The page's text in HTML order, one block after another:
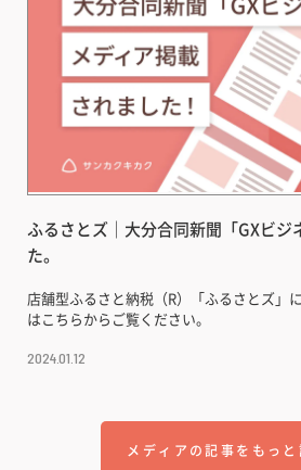
ふるさとズ｜大分合同新聞「GXビジ
た。
店舗型ふるさと納税（R）「ふるさとズ」
はこちらからご覧ください。
2024.01.12
メディアの記事をもっと